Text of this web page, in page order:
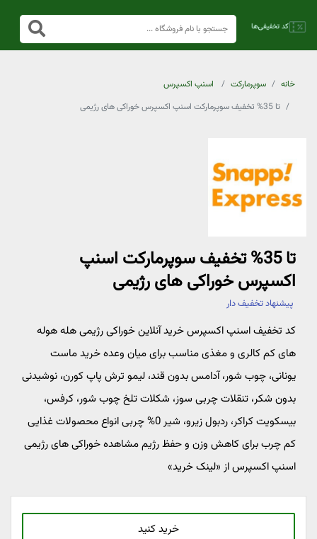
خانه سوپرمارکت
اسنپ اکسپرس
تا 35% تخفیف سوپرمارکت اسنپ اکسپرس خوراکی های رژیمی
تا 35% تخفیف سوپرمارکت اسنپ
اکسپرس خوراکی های رژیمی
پیشنهاد تخفیف دار
کد تخفیف اسنپ اکسپرس خرید آنلاین خوراکی رژیمی هله هوله
های کم کالری و مغذی مناسب برای میان وعده خرید ماست
یونانی، چوب شور، آدامس بدون قند، لیمو ترش پاپ کورن، نوشیدنی
بدون شکر، تنقلات چربی سوز، شکلات تلخ چوب شور، کرفس،
بیسکویت کراکر، ردبول زيرو، شیر 0% چربی انواع محصولات غذایی
کم چرب برای کاهش وزن و حفظ رژیم مشاهده خوراکی های رژیمی
اسنپ اکسپرس از «لینک خرید»
خرید کنید